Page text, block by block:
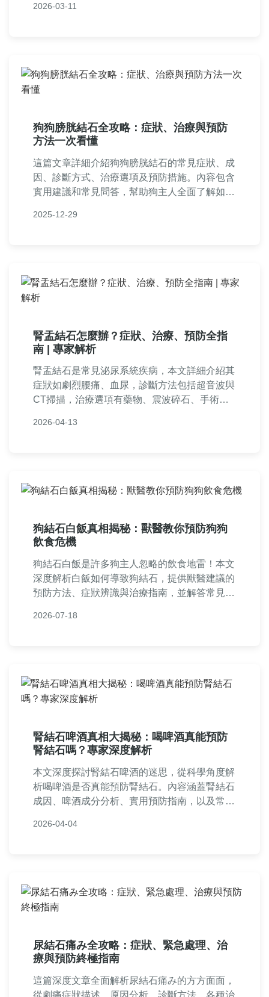
口腔護理的讀者。
2026-03-11
狗狗膀胱結石全攻略：症狀、治療與預防
方法一次看懂
這篇文章詳細介紹狗狗膀胱結石的常見症狀、成
因、診斷方式、治療選項及預防措施。內容包含
實用建議和常見問答，幫助狗主人全面了解如何
擇，提供完整指南。
2025-12-29
腎盂結石怎麼辦？症狀、治療、預防全指
南 | 專家解析
腎盂結石是常見泌尿系統疾病，本文詳細介紹其
症狀如劇烈腰痛、血尿，診斷方法包括超音波與
CT掃描，治療選項有藥物、震波碎石、手術
問答，解決結石是否能自行排出、復發機率等疑
2026-04-13
狗結石白飯真相揭秘：獸醫教你預防狗狗
飲食危機
狗結石白飯是許多狗主人忽略的飲食地雷！本文
深度解析白飯如何導致狗結石，提供獸醫建議的
預防方法、症狀辨識與治療指南，並解答常見疑
2026-07-18
腎結石啤酒真相大揭秘：喝啤酒真能預防
腎結石嗎？專家深度解析
本文深度探討腎結石啤酒的迷思，從科學角度解
析喝啤酒是否真能預防腎結石。內容涵蓋腎結石
成因、啤酒成分分析、實用預防指南，以及常見
出明智決策。
2026-04-04
尿結石痛み全攻略：症狀、緊急處理、治
療與預防終極指南
這篇深度文章全面解析尿結石痛み的方方面面，
從劇痛症狀描述、原因分析、診斷方法、各種治